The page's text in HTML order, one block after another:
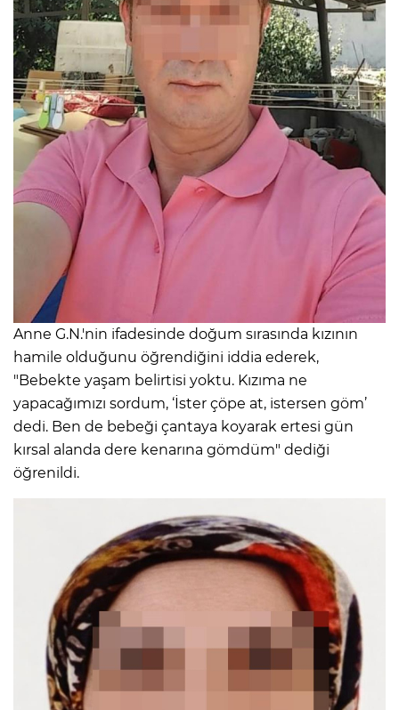
Anne G.N.'nin ifadesinde doğum sırasında kızının
hamile olduğunu öğrendiğini iddia ederek,
"Bebekte yaşam belirtisi yoktu. Kızıma ne
yapacağımızı sordum, ‘İster çöpe at, istersen göm’
dedi. Ben de bebeği çantaya koyarak ertesi gün
kırsal alanda dere kenarına gömdüm" dediği
öğrenildi.